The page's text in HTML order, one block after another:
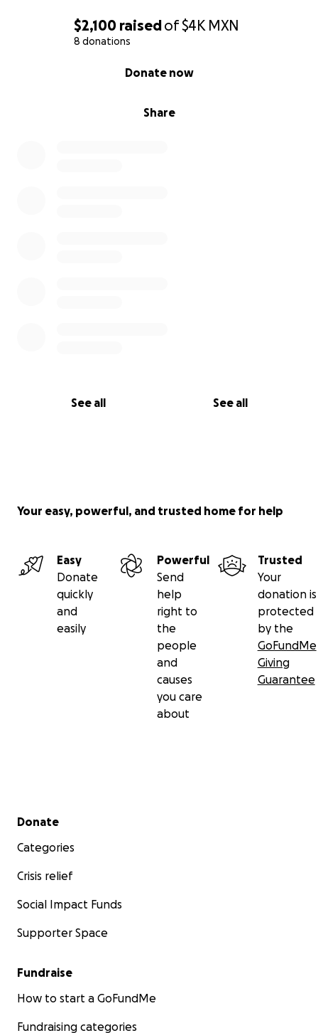
$2,100 raisedof$4K MXN
8 donations
Share
Donate now
See all See all
Your easy, powerful, and trusted home for help
Easy
Donate
quickly
and
easily
Powerful
Send
help
right to
the
people
and
causes
you care
about
Trusted
Your
donation is
protected
by the
GoFundMe
Giving
Guarantee
Secondary menu
Donate
Categories
Crisis relief
Social Impact Funds
Supporter Space
Fundraise
How to start a GoFundMe
Fundraising categories